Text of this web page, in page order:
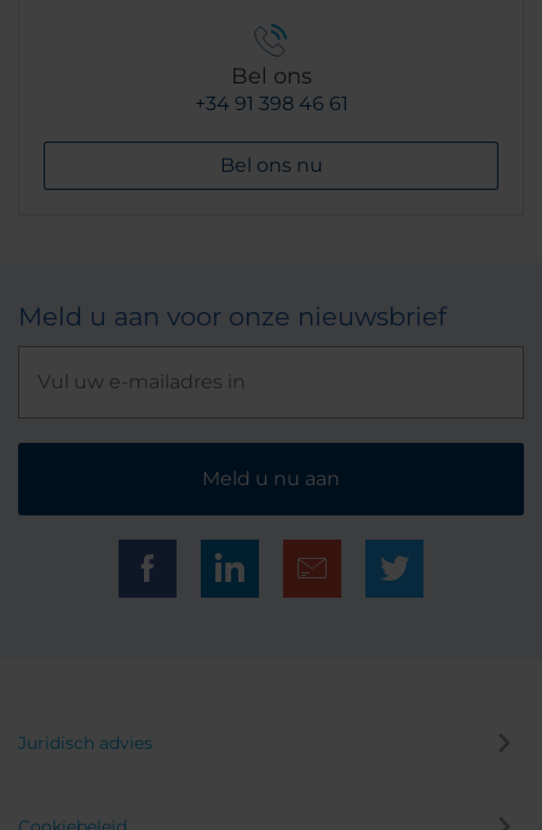
Bel ons
+34 91 398 46 61
Bel ons nu
Meld u aan voor onze nieuwsbrief
Meld u nu aan
Juridisch advies